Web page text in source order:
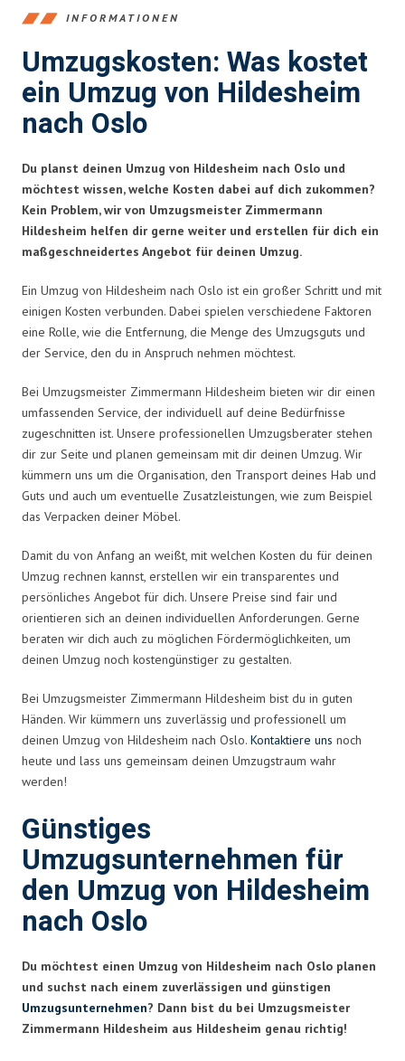
INFORMATIONEN
Umzugskosten: Was kostet
ein Umzug von Hildesheim
nach Oslo
Du planst deinen Umzug von Hildesheim nach Oslo und
möchtest wissen, welche Kosten dabei auf dich zukommen?
Kein Problem, wir von Umzugsmeister Zimmermann
Hildesheim helfen dir gerne weiter und erstellen für dich ein
maßgeschneidertes Angebot für deinen Umzug.
Ein Umzug von Hildesheim nach Oslo ist ein großer Schritt und mit
einigen Kosten verbunden. Dabei spielen verschiedene Faktoren
eine Rolle, wie die Entfernung, die Menge des Umzugsguts und
der Service, den du in Anspruch nehmen möchtest.
Bei Umzugsmeister Zimmermann Hildesheim bieten wir dir einen
umfassenden Service, der individuell auf deine Bedürfnisse
zugeschnitten ist. Unsere professionellen Umzugsberater stehen
dir zur Seite und planen gemeinsam mit dir deinen Umzug. Wir
kümmern uns um die Organisation, den Transport deines Hab und
Guts und auch um eventuelle Zusatzleistungen, wie zum Beispiel
das Verpacken deiner Möbel.
Damit du von Anfang an weißt, mit welchen Kosten du für deinen
Umzug rechnen kannst, erstellen wir ein transparentes und
persönliches Angebot für dich. Unsere Preise sind fair und
orientieren sich an deinen individuellen Anforderungen. Gerne
beraten wir dich auch zu möglichen Fördermöglichkeiten, um
deinen Umzug noch kostengünstiger zu gestalten.
Bei Umzugsmeister Zimmermann Hildesheim bist du in guten
Händen. Wir kümmern uns zuverlässig und professionell um
deinen Umzug von Hildesheim nach Oslo. Kontaktiere uns noch
heute und lass uns gemeinsam deinen Umzugstraum wahr
werden!
Günstiges
Umzugsunternehmen für
den Umzug von Hildesheim
nach Oslo
Du möchtest einen Umzug von Hildesheim nach Oslo planen
und suchst nach einem zuverlässigen und günstigen
Umzugsunternehmen? Dann bist du bei Umzugsmeister
Zimmermann Hildesheim aus Hildesheim genau richtig!